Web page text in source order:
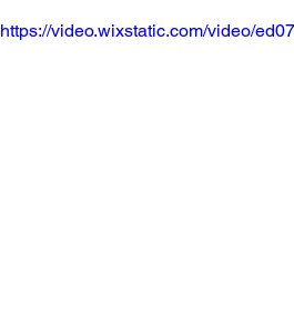
https://video.wixstatic.com/video/